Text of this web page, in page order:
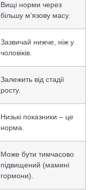
Вищі норми через
більшу м’язову масу.
Зазвичай нижче, ніж у
чоловіків.
Залежить від стадії
росту.
Низькі показники – це
норма.
Може бути тимчасово
підвищений (мамині
гормони).